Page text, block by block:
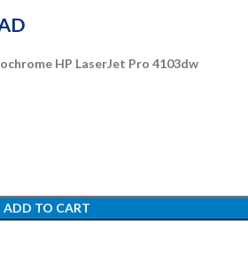
HP LaserJet Pro 4103dw
ADD TO CART